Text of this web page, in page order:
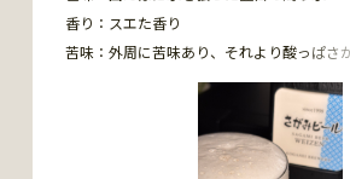
香り：スエた香り
苦味：外周に苦味あり、それより酸っぱさ
余韻：嫌な余韻が続く
総評：これは、飲み手を選ぶビールだ！
好きな人はどハマりするだろうけど、苦手